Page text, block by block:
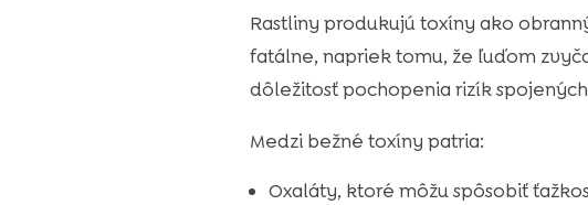
Rastliny produkujú toxíny ako
fatálne, napriek tomu, že ľuďom
dôležitosť pochopenia rizík
Medzi bežné toxíny patria:
Oxaláty, ktoré môžu spôsobiť